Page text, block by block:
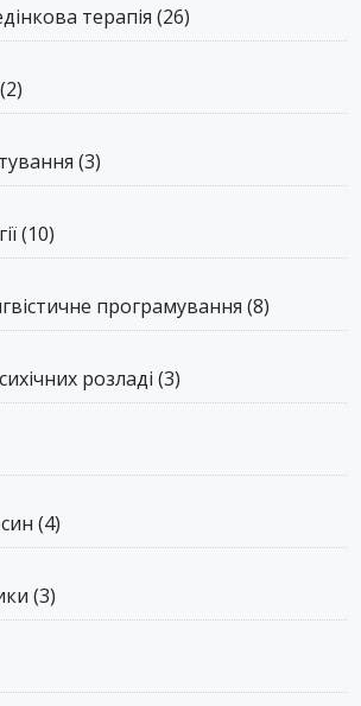
терапія (26)
(2)
(3)
(10)
програмування (8)
розладі (3)
(4)
(3)